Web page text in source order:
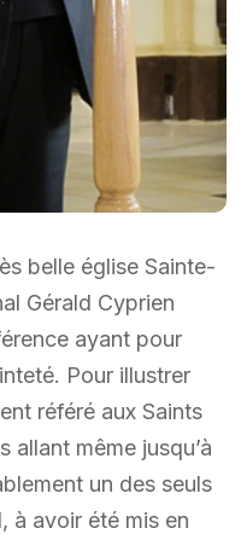
belle église Sainte-
Gérald Cyprien
ayant pour
Pour illustrer
référé aux Saints
allant même jusqu’à
un des seuls
à avoir été mis en